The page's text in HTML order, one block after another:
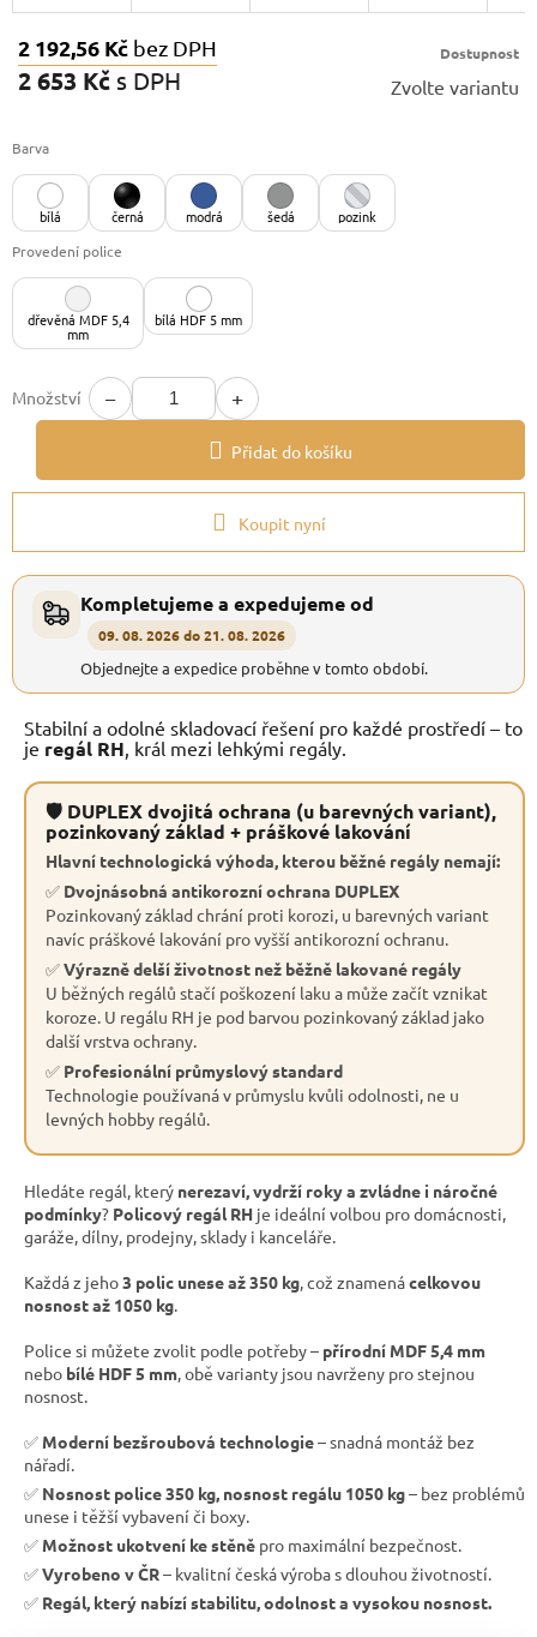
2 192,56 Kč bez DPH
2 653 Kč s DPH
Dostupnost
Zvolte variantu
Barva
bílá černá modrá šedá
pozink
Provedení police
dřevěná MDF 5,4
mm
bílá HDF 5 mm
Množství − +
Přidat do košíku
Koupit nyní
Kompletujeme a expedujeme od
09. 08. 2026 do 21. 08. 2026
Objednejte a expedice proběhne v tomto období.
Stabilní a odolné skladovací řešení pro každé prostředí – to
je regál RH , král mezi lehkými regály.
🛡 DUPLEX dvojitá ochrana (u barevných variant),
pozinkovaný základ + práškové lakování
Hlavní technologická výhoda, kterou běžné regály nemají:
✅ Dvojnásobná antikorozní ochrana DUPLEX
Pozinkovaný základ chrání proti korozi, u barevných variant
navíc práškové lakování pro vyšší antikorozní ochranu.
✅Výrazně delší životnost než běžně lakované regály
U běžných regálů stačí poškození laku a může začít vznikat
koroze. U regálu RH je pod barvou pozinkovaný základ jako
další vrstva ochrany.
✅ Profesionální průmyslový standard
Technologie používaná v průmyslu kvůli odolnosti, ne u
levných hobby regálů.
Hledáte regál, který nerezaví, vydrží roky a zvládne i náročné
podmínky? Policový regál RH je ideální volbou pro domácnosti,
garáže, dílny, prodejny, sklady i kanceláře.
Každá z jeho3 polic unese až 350 kg, což znamenácelkovou
nosnost až 1050 kg.
Police si můžete zvolit podle potřeby – přírodní MDF 5,4 mm
nebo bílé HDF 5 mm, obě varianty jsou navrženy pro stejnou
nosnost.
✅ Moderní bezšroubová technologie– snadná montáž bez
nářadí.
✅ Nosnost police 350 kg, nosnost regálu 1050 kg– bez problémů
unese i těžší vybavení či boxy.
✅ Možnost ukotvení ke stěně pro maximální bezpečnost.
✅Vyrobeno v ČR– kvalitní česká výroba s dlouhou životností.
✅ Regál, který nabízí stabilitu, odolnost a vysokou nosnost.